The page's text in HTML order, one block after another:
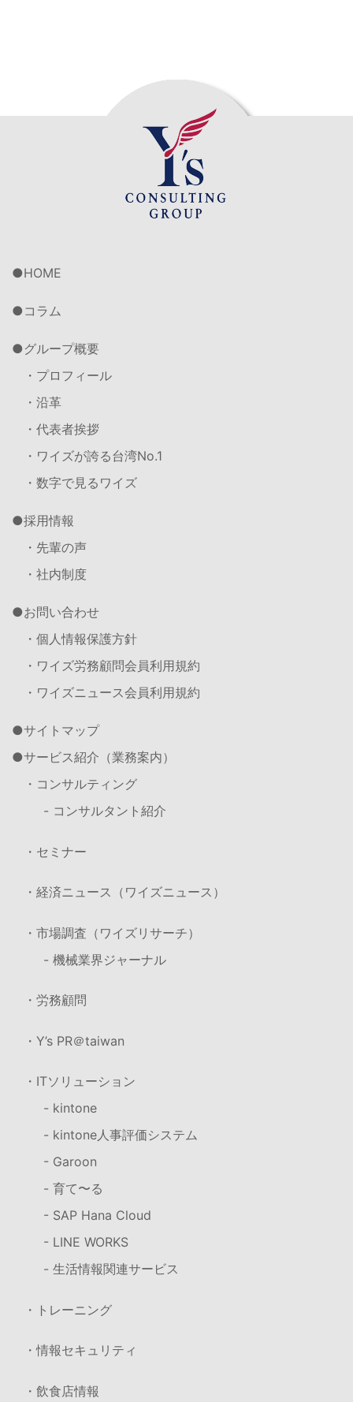
HOME
コラム
グループ概要
・プロフィール
・沿革
・代表者挨拶
・ワイズが誇る台湾No.1
・数字で見るワイズ
採用情報
・先輩の声
・社内制度
お問い合わせ
・個人情報保護方針
・ワイズ労務顧問会員利用規約
・ワイズニュース会員利用規約
サイトマップ
サービス紹介（業務案内）
・コンサルティング
- コンサルタント紹介
・セミナー
・経済ニュース（ワイズニュース）
・市場調査（ワイズリサーチ）
- 機械業界ジャーナル
・労務顧問
・Y’s PR＠taiwan
・ITソリューション
- kintone
- kintone人事評価システム
- Garoon
- 育て〜る
- SAP Hana Cloud
- LINE WORKS
- 生活情報関連サービス
・トレーニング
・情報セキュリティ
・飲食店情報